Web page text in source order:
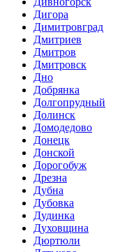
Дигора
Димитровград
Дмитриев
Дмитров
Дмитровск
Дно
Добрянка
Долгопрудный
Долинск
Домодедово
Донецк
Донской
Дорогобуж
Дрезна
Дубна
Дубовка
Дудинка
Духовщина
Дюртюли